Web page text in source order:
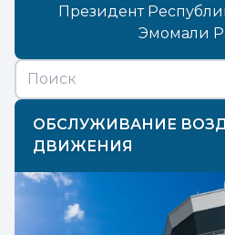
Президент
Эмомали
ОБСЛУЖИВАНИЕ
ДВИЖЕНИЯ